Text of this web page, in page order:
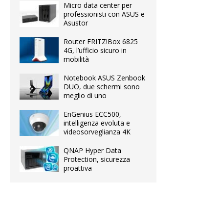
Micro data center per
professionisti con ASUS e
Asustor
Router FRITZ!Box 6825
4G, l’ufficio sicuro in
mobilità
Notebook ASUS Zenbook
DUO, due schermi sono
meglio di uno
EnGenius ECC500,
intelligenza evoluta e
videosorveglianza 4K
QNAP Hyper Data
Protection, sicurezza
proattiva